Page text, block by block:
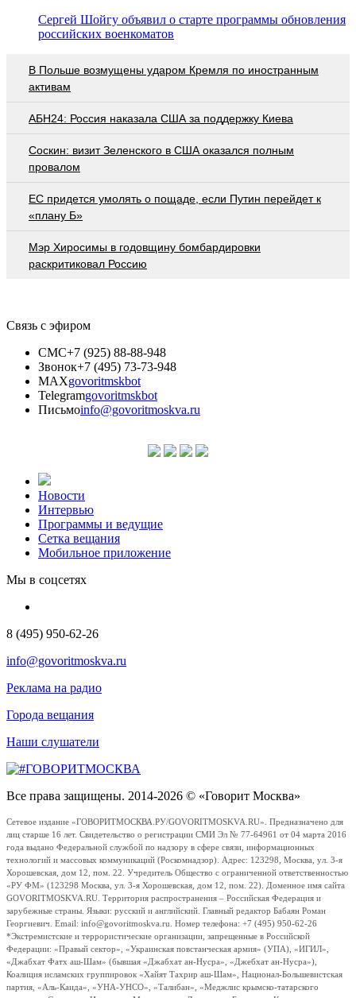
Сергей Шойгу объявил о старте программы обновления
российских военкоматов
В Польше возмущены ударом Кремля по иностранным
активам
АБН24: Россия наказала США за поддержку Киева
Соскин: визит Зеленского в США оказался полным
провалом
EC придется умолять о пощаде, если Путин перейдет к
«плану Б»
Мэр Хиросимы в годовщину бомбардировки
раскритиковал Россию
Связь с эфиром
СМС+7 (925) 88-88-948
Звонок+7 (495) 73-73-948
MAXgovoritmskbot
Telegramgovoritmskbot
Письмоinfo@govoritmoskva.ru
Новости
Интервью
Программы и ведущие
Сетка вещания
Мобильное приложение
Мы в соцсетях
8 (495) 950-62-26
info@govoritmoskva.ru
Реклама на радио
Города вещания
Наши слушатели
Все права защищены. 2014-2026 © «Говорит Москва»
Сетевое издание «ГОВОРИТМОСКВА.РУ/GOVORITMOSKVA.RU». Предназначено для
лиц старше 16 лет. Свидетельство о регистрации СМИ Эл № 77-64961 от 04 марта 2016
года выдано Федеральной службой по надзору в сфере связи, информационных
технологий и массовых коммуникаций (Роскомнадзор). Адрес: 123298, Москва, ул. 3-я
Хорошевская, дом 12, пом. 22. Учредитель Общество с ограниченной ответственностью
«РУ ФМ» (123298 Москва, ул. 3-я Хорошевская, дом 12, пом. 22). Доменное имя сайта
GOVORITMOSKVA.RU. Территория распространения – Российская Федерация и
зарубежные страны. Языки: русский и английский. Главный редактор Бабаян Роман
Георгиевич. Email: info@govoritmoskva.ru. Номер телефона: +7 (495) 950-62-26
*Экстремистские и террористические организации, запрещенные в Российской
Федерации: «Правый сектор», «Украинская повстанческая армия» (УПА), «ИГИЛ»,
«Джабхат Фатх аш-Шам» (бывшая «Джабхат ан-Нусра», «Джебхат ан-Нусра»),
Коалиция исламских группировок «Хайят Тахрир аш-Шам», Национал-Большевистская
партия, «Аль-Каида», «УНА-УНСО», «Талибан», «Меджлис крымско-татарского